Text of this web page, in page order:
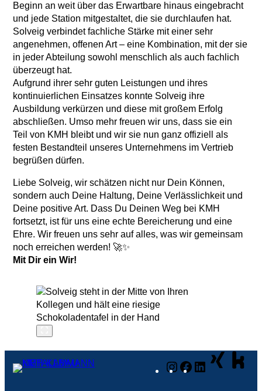
Beginn an weit über das Erwartbare hinaus eingebracht
und jede Station mitgestaltet, die sie durchlaufen hat.
Solveig verbindet fachliche Stärke mit einer sehr
angenehmen, offenen Art – eine Kombination, mit der sie
in jeder Abteilung sowohl menschlich als auch fachlich
überzeugt hat.
Aufgrund ihrer sehr guten Leistungen und ihres
kontinuierlichen Einsatzes konnte Solveig ihre
Ausbildung verkürzen und diese mit großem Erfolg
abschließen. Umso mehr freuen wir uns, dass sie ein
Teil von KMH bleibt und wir sie nun ganz offiziell als
festen Bestandteil unseres Unternehmens im Vertrieb
begrüßen dürfen.
Liebe Solveig, wir schätzen nicht nur Dein Können,
sondern auch Deine Haltung, Deine Verlässlichkeit und
Deine positive Art. Dass Du Deinen Weg bei KMH
fortsetzt, ist für uns eine echte Bereicherung und eine
Ehre. Wir freuen uns sehr auf alles, was wir gemeinsam
noch erreichen werden! 🚀✨
Mit Dir ein Wir!
Instagram
Facebook
LinkedIn